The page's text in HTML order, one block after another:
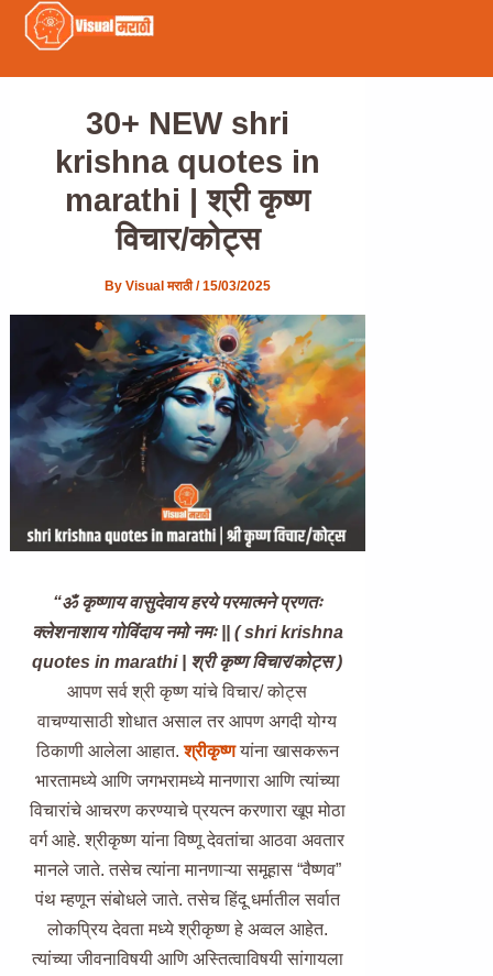
30+ NEW shri
krishna quotes in
marathi | श्री कृष्ण
विचार/कोट्स
By Visual मराठी/15/03/2025
“ॐ कृष्णाय वासुदेवाय हरये परमात्मने प्रणतः
क्लेशनाशाय गोविंदाय नमो नमः || ( shri krishna
quotes in marathi | श्री कृष्ण विचार/कोट्स )
आपण सर्व श्री कृष्ण यांचे विचार/ कोट्स
वाचण्यासाठी शोधात असाल तर आपण अगदी योग्य
ठिकाणी आलेला आहात.श्रीकृष्णयांना खासकरून
भारतामध्ये आणि जगभरामध्ये मानणारा आणि त्यांच्या
विचारांचे आचरण करण्याचे प्रयत्न करणारा खूप मोठा
वर्ग आहे. श्रीकृष्ण यांना विष्णू देवतांचा आठवा अवतार
मानले जाते. तसेच त्यांना मानणाऱ्या समूहास “वैष्णव”
पंथ म्हणून संबोधले जाते. तसेच हिंदू धर्मातील सर्वात
लोकप्रिय देवता मध्ये श्रीकृष्ण हे अव्वल आहेत.
त्यांच्या जीवनाविषयी आणि अस्तित्वाविषयी सांगायला